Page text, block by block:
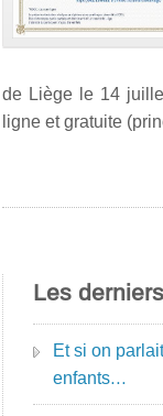
de Liège le 14
ligne et gratuite
Les
Et si on
enfants…